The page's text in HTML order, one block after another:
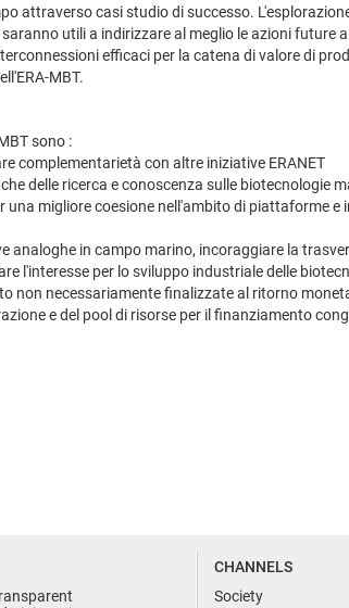
attraverso casi studio di successo.
utili a indirizzare al meglio le azioni
efficaci per la catena di valore di
MBT.
sono :
complementarietà con altre iniziative ERANET
delle ricerca e conoscenza sulle biotecnologie
migliore coesione nell'ambito di piattaforme e
analoghe in campo marino, incoraggiare la
l'interesse per lo sviluppo industriale delle
non necessariamente finalizzate al ritorno
e del pool di risorse per il finanziamento
CHANNELS
Society